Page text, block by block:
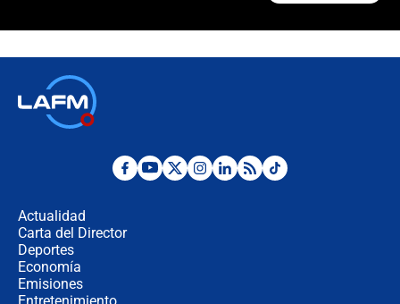
¿La posesión de Abelardo De la
Actualidad
Carta del Director
Deportes
Economía
Emisiones